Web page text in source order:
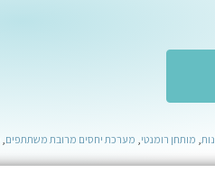
מותחן רומנטי מערכת יחסים מרובת משתתפים